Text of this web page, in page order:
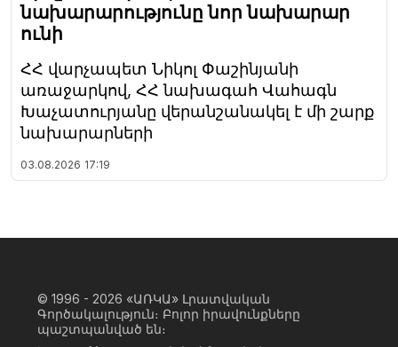
նախարարությունը նոր նախարար
ունի
ՀՀ վարչապետ Նիկոլ Փաշինյանի
առաջարկով, ՀՀ նախագահ Վահագն
Խաչատուրյանը վերանշանակել է մի շարք
նախարարների
03.08.2026 17:19
© 1996 - 2026 «ԱՌԿԱ» Լրատվական
Գործակալություն։ Բոլոր իրավունքները
պաշտպանված են։